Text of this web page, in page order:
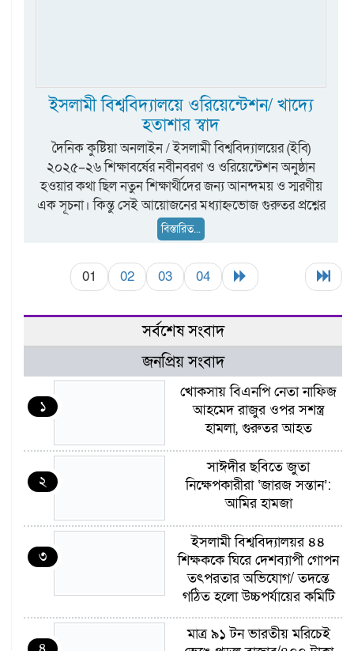
ইসলামী বিশ্ববিদ্যালয়ে ওরিয়েন্টেশন/ খাদ্যে
হতাশার স্বাদ
দৈনিক কুষ্টিয়া অনলাইন / ইসলামী বিশ্ববিদ্যালয়ের (ইবি)
২০২৫–২৬ শিক্ষাবর্ষের নবীনবরণ ও ওরিয়েন্টেশন অনুষ্ঠান
হওয়ার কথা ছিল নতুন শিক্ষার্থীদের জন্য আনন্দময় ও স্মরণীয়
এক সূচনা। কিন্তু সেই আয়োজনের মধ্যাহ্নভোজ গুরুতর প্রশ্নের
বিস্তারিত...
01 02 03 04
সর্বশেষ সংবাদ
জনপ্রিয় সংবাদ
১
খোকসায় বিএনপি নেতা নাফিজ
আহমেদ রাজুর ওপর সশস্ত্র
হামলা, গুরুতর আহত
২
সাঈদীর ছবিতে জুতা
নিক্ষেপকারীরা ‘জারজ সন্তান’:
আমির হামজা
৩
ইসলামী বিশ্ববিদ্যালয়র ৪৪
শিক্ষককে ঘিরে দেশব্যাপী গোপন
তৎপরতার অভিযোগ/ তদন্তে
গঠিত হলো উচ্চপর্যায়ের কমিটি
মাত্র ৯১ টন ভারতীয় মরিচেই